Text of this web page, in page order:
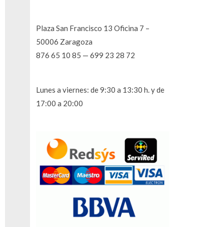
Plaza San Francisco 13 Oficina 7 –
50006 Zaragoza
876 65 10 85 — 699 23 28 72
Lunes a viernes: de 9:30 a 13:30 h. y de
17:00 a 20:00